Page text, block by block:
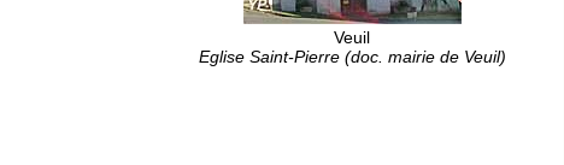
Veuil
Eglise Saint-Pierre (doc. mairie de Veuil)